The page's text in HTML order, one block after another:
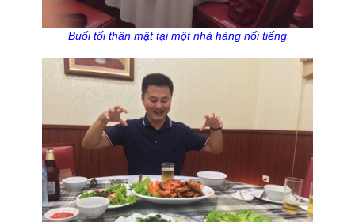
Buổi tối thân mật tại một nhà hàng nổi tiếng